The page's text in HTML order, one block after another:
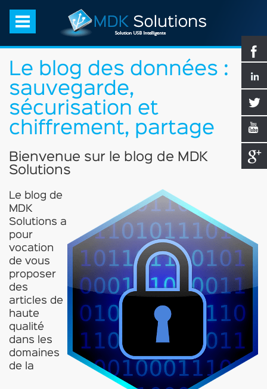
Le blog des données :
sauvegarde,
sécurisation et
chiffrement, partage
Bienvenue sur le blog de MDK
Solutions
Le blog de
MDK
Solutions a
pour
vocation
de vous
proposer
des
articles de
haute
qualité
dans les
domaines
de la